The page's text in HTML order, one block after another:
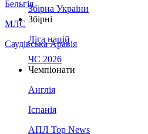
Бельгія
МЛС
Саудівська Аравія
Збірна України
Збірні
Ліга націй
ЧС 2026
Чемпіонати
Англія
Іспанія
АПЛ Top News